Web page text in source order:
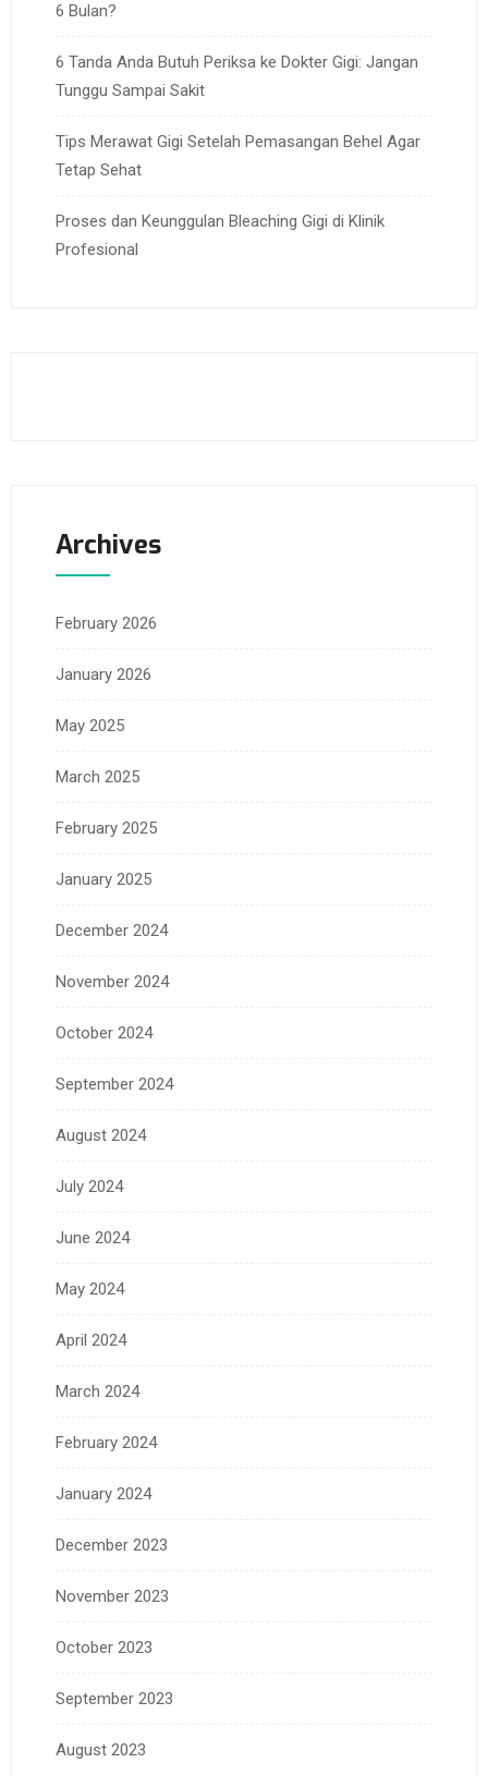
6 Bulan?
6 Tanda Anda Butuh Periksa ke Dokter Gigi: Jangan
Tunggu Sampai Sakit
Tips Merawat Gigi Setelah Pemasangan Behel Agar
Tetap Sehat
Proses dan Keunggulan Bleaching Gigi di Klinik
Profesional
Archives
February 2026
January 2026
May 2025
March 2025
February 2025
January 2025
December 2024
November 2024
October 2024
September 2024
August 2024
July 2024
June 2024
May 2024
April 2024
March 2024
February 2024
January 2024
December 2023
November 2023
October 2023
September 2023
August 2023